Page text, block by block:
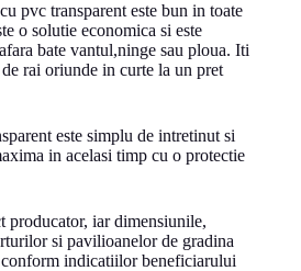
pvc transparent este bun in toate
o solutie economica si este
bate vantul,ninge sau ploua. Iti
rai oriunde in curte la un pret
este simplu de intretinut si
in acelasi timp cu o protectie
producator, iar dimensiunile,
si pavilioanelor de gradina
conform indicatiilor beneficiarului